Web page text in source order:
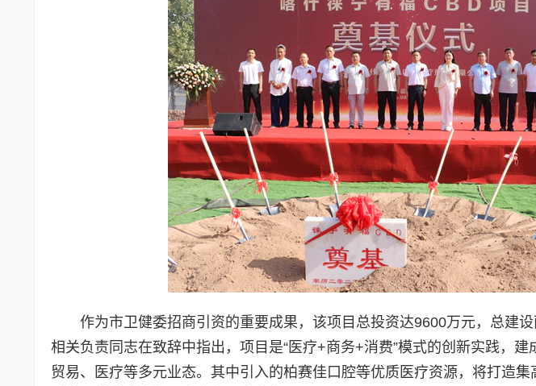
作为市卫健委招商引资的重要成果，该项目总投资达9600万元，总建
相关负责同志在致辞中指出，项目是“医疗+商务+消费”模式的创新实践，建
贸易、医疗等多元业态。其中引入的柏赛佳口腔等优质医疗资源，将打造